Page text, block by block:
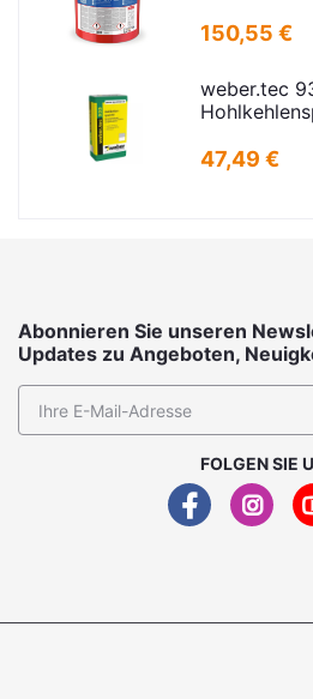
150,55 €
weber.tec
47,49 €
Abonnieren Sie unseren
Updates zu Angeboten,
FOLGEN SIE